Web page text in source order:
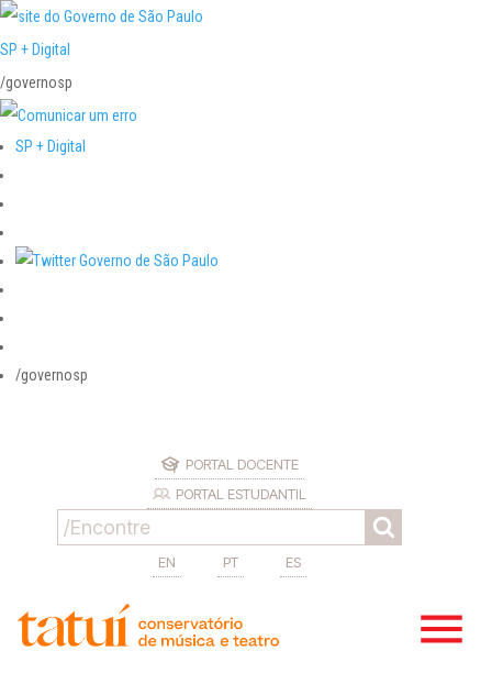
SP + Digital
/governosp
SP + Digital
/governosp
PORTAL DOCENTE
PORTAL ESTUDANTIL
EN PT ES